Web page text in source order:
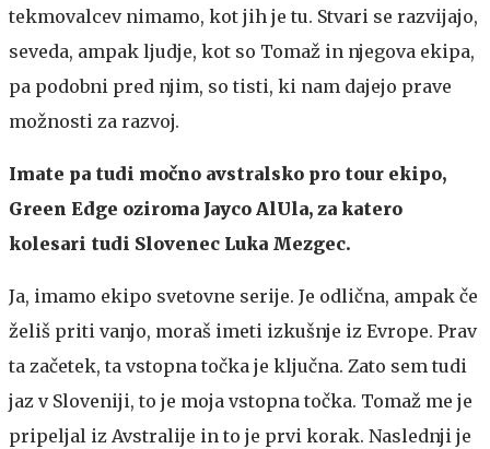
tekmovalcev nimamo, kot jih je tu. Stvari se razvijajo,
seveda, ampak ljudje, kot so Tomaž in njegova ekipa,
pa podobni pred njim, so tisti, ki nam dajejo prave
možnosti za razvoj.
Imate pa tudi močno avstralsko pro tour ekipo,
Green Edge oziroma Jayco AlUla, za katero
kolesari tudi Slovenec Luka Mezgec.
Ja, imamo ekipo svetovne serije. Je odlična, ampak če
želiš priti vanjo, moraš imeti izkušnje iz Evrope. Prav
ta začetek, ta vstopna točka je ključna. Zato sem tudi
jaz v Sloveniji, to je moja vstopna točka. Tomaž me je
pripeljal iz Avstralije in to je prvi korak. Naslednji je